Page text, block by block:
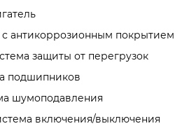
антикоррозионным покрытием
защиты от перегрузок
подшипников
шумоподавления
включения/выключения